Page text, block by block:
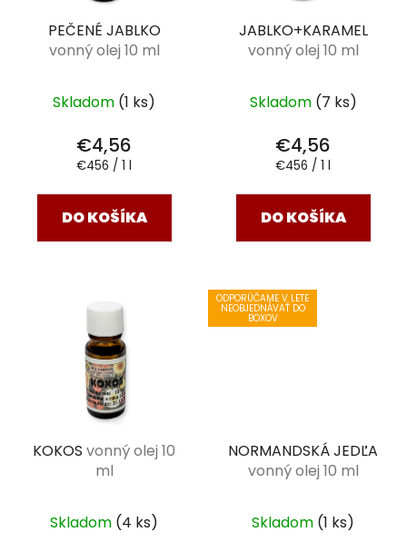
PEČENÉ JABLKO
vonný olej 10 ml
Skladom (1 ks)
€4,56
Jednotková
€456 / 1 l
DO KOŠÍKA
JABLKO+KARAMEL
vonný olej 10 ml
Skladom (7 ks)
€4,56
Jednotková
€456 / 1 l
DO KOŠÍKA
KOKOS vonný olej 10
ml
Skladom (4 ks)
ODPORÚČAME V LETE
NEOBJEDNÁVAŤ DO
BOXOV
NORMANDSKÁ JEDĽA
vonný olej 10 ml
Skladom (1 ks)